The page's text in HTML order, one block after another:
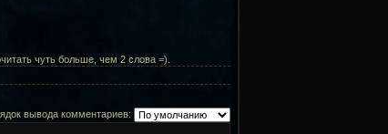
чуть больше, чем 2 слова =).
вывода комментариев: